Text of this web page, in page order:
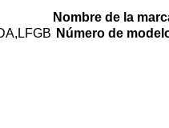
Nombre de la
Número de